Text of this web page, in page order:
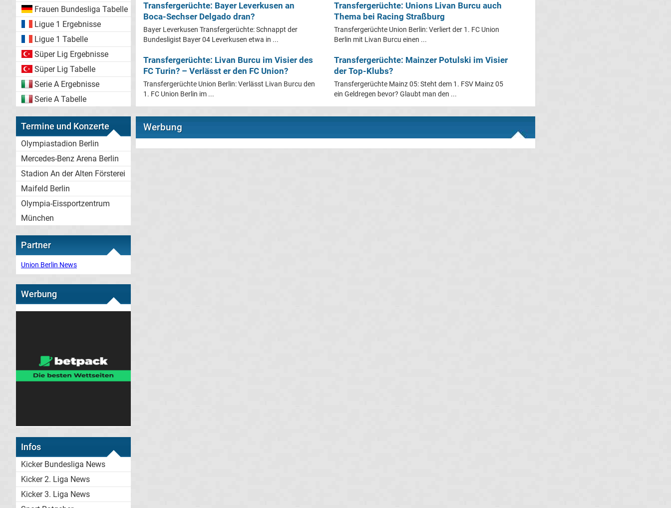
Frauen Bundesliga Tabelle
Ligue 1 Ergebnisse
Ligue 1 Tabelle
Süper Lig Ergebnisse
Süper Lig Tabelle
Serie A Ergebnisse
Serie A Tabelle
Termine und Konzerte
Olympiastadion Berlin
Mercedes-Benz Arena Berlin
Stadion An der Alten Försterei
Maifeld Berlin
Olympia-Eissportzentrum
München
Partner
Union Berlin News
Werbung
Infos
Kicker Bundesliga News
Kicker 2. Liga News
Kicker 3. Liga News
Transfergerüchte: Bayer Leverkusen an
Boca-Sechser Delgado dran?
Bayer Leverkusen Transfergerüchte: Schnappt der
Bundesligist Bayer 04 Leverkusen etwa in ...
Transfergerüchte: Unions Livan Burcu auch
Thema bei Racing Straßburg
Transfergerüchte Union Berlin: Verliert der 1. FC Union
Berlin mit Livan Burcu einen ...
Transfergerüchte: Livan Burcu im Visier des
FC Turin? – Verlässt er den FC Union?
Transfergerüchte Union Berlin: Verlässt Livan Burcu den
1. FC Union Berlin im ...
Transfergerüchte: Mainzer Potulski im Visier
der Top-Klubs?
Transfergerüchte Mainz 05: Steht dem 1. FSV Mainz 05
ein Geldregen bevor? Glaubt man den ...
Werbung